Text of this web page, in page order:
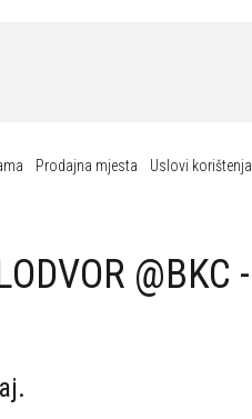
Prodajna mjesta Uslovi korištenja
@BKC -